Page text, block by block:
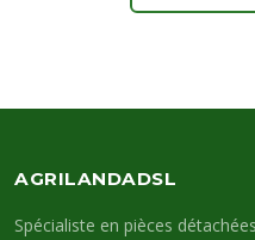
AGRILANDADSL
Spécialiste en pièces